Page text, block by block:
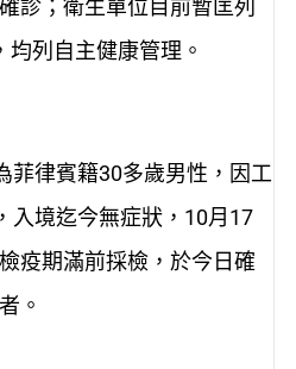
診；衛生單位目前暫匡列
列自主健康管理。
菲律賓籍30多歲男性，因工
入境迄今無症狀，10月17
疫期滿前採檢，於今日確
。